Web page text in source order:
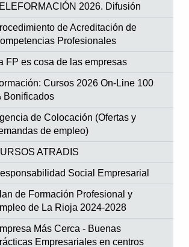
2026. Difusión
de Acreditación de
Profesionales
FP es cosa de las empresas
Cursos 2026 On-Line 100
Bonificados
de Colocación (Ofertas y
de empleo)
ATRADIS
Social Empresarial
de Formación Profesional y
de La Rioja 2024-2028
Más Cerca - Buenas
Empresariales en centros